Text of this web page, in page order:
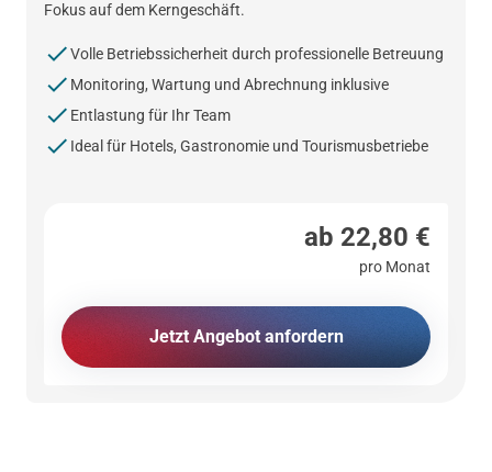
Fokus auf dem Kerngeschäft.
Volle Betriebssicherheit durch professionelle Betreuung
Monitoring, Wartung und Abrechnung inklusive
Entlastung für Ihr Team
Ideal für Hotels, Gastronomie und Tourismusbetriebe
ab 22,80 €
pro Monat
Jetzt Angebot anfordern